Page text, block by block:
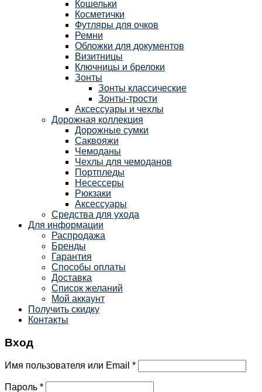
Кошельки
Косметички
Футляры для очков
Ремни
Обложки для документов
Визитницы
Ключницы и брелоки
Зонты
Зонты классические
Зонты-трости
Аксессуары и чехлы
Дорожная коллекция
Дорожные сумки
Саквояжи
Чемоданы
Чехлы для чемоданов
Портпледы
Несессеры
Рюкзаки
Аксессуары
Средства для ухода
Для информации
Распродажа
Бренды
Гарантия
Способы оплаты
Доставка
Список желаний
Мой аккаунт
Получить скидку
Контакты
Вход
Имя пользователя или Email *
Пароль *